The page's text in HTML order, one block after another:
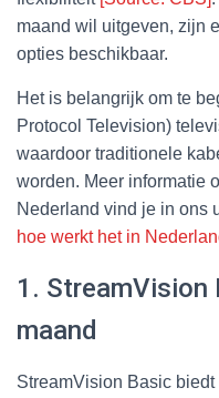
maand wil uitgeven, zijn
opties beschikbaar.
Het is belangrijk om te
Protocol Television)
waardoor traditionele
worden. Meer informatie
Nederland vind je in ons
hoe werkt het in
1. StreamVision
maand
StreamVision Basic